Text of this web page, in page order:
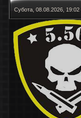
Субота, 08.08.2026, 19:02